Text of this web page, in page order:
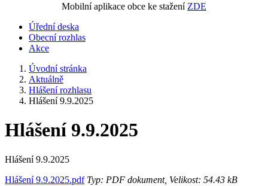
Mobilní aplikace obce ke stažení ZDE
Úřední deska
Obecní rozhlas
Akce
Úvodní stránka
Aktuálně
Hlášení rozhlasu
Hlášení 9.9.2025
Hlášení 9.9.2025
Hlášení 9.9.2025
Hlášení 9.9.2025.pdfTyp: PDF dokument, Velikost: 54.43 kB